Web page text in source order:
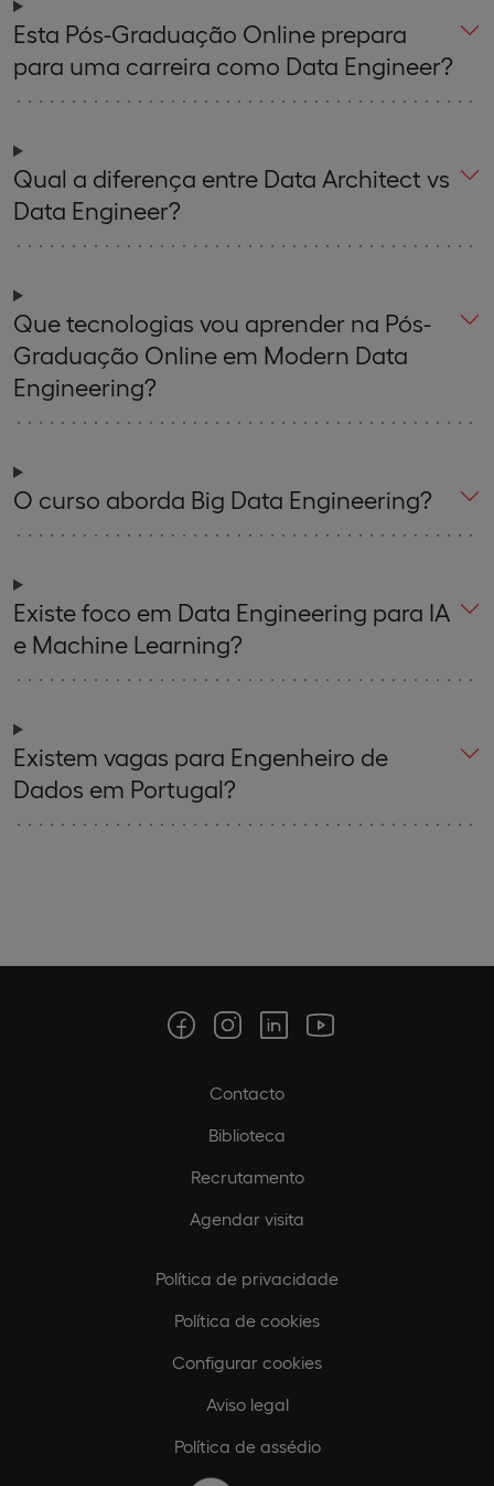
Esta Pós-Graduação Online prepara
para uma carreira como Data Engineer?
Qual a diferença entre Data Architect vs
Data Engineer?
Que tecnologias vou aprender na Pós-
Graduação Online em Modern Data
Engineering?
O curso aborda Big Data Engineering?
Existe foco em Data Engineering para IA
e Machine Learning?
Existem vagas para Engenheiro de
Dados em Portugal?
Contacto
Biblioteca
Recrutamento
Agendar visita
Política de privacidade
Política de cookies
Configurar cookies
Aviso legal
Política de assédio